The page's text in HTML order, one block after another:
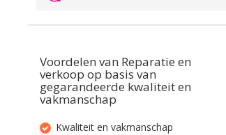
Voordelen van Reparatie en
verkoop op basis van
gegarandeerde kwaliteit en
vakmanschap
Kwaliteit en vakmanschap